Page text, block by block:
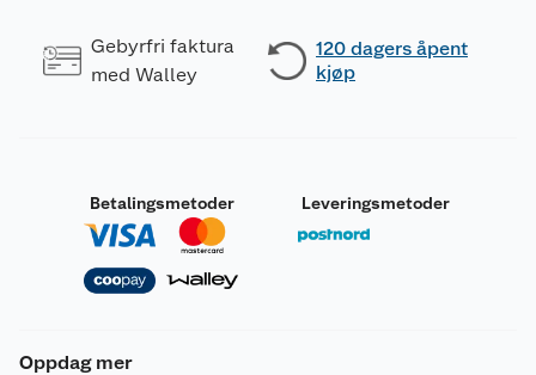
Gebyrfri faktura
med Walley
120 dagers åpent
kjøp
Betalingsmetoder Leveringsmetoder
Oppdag mer